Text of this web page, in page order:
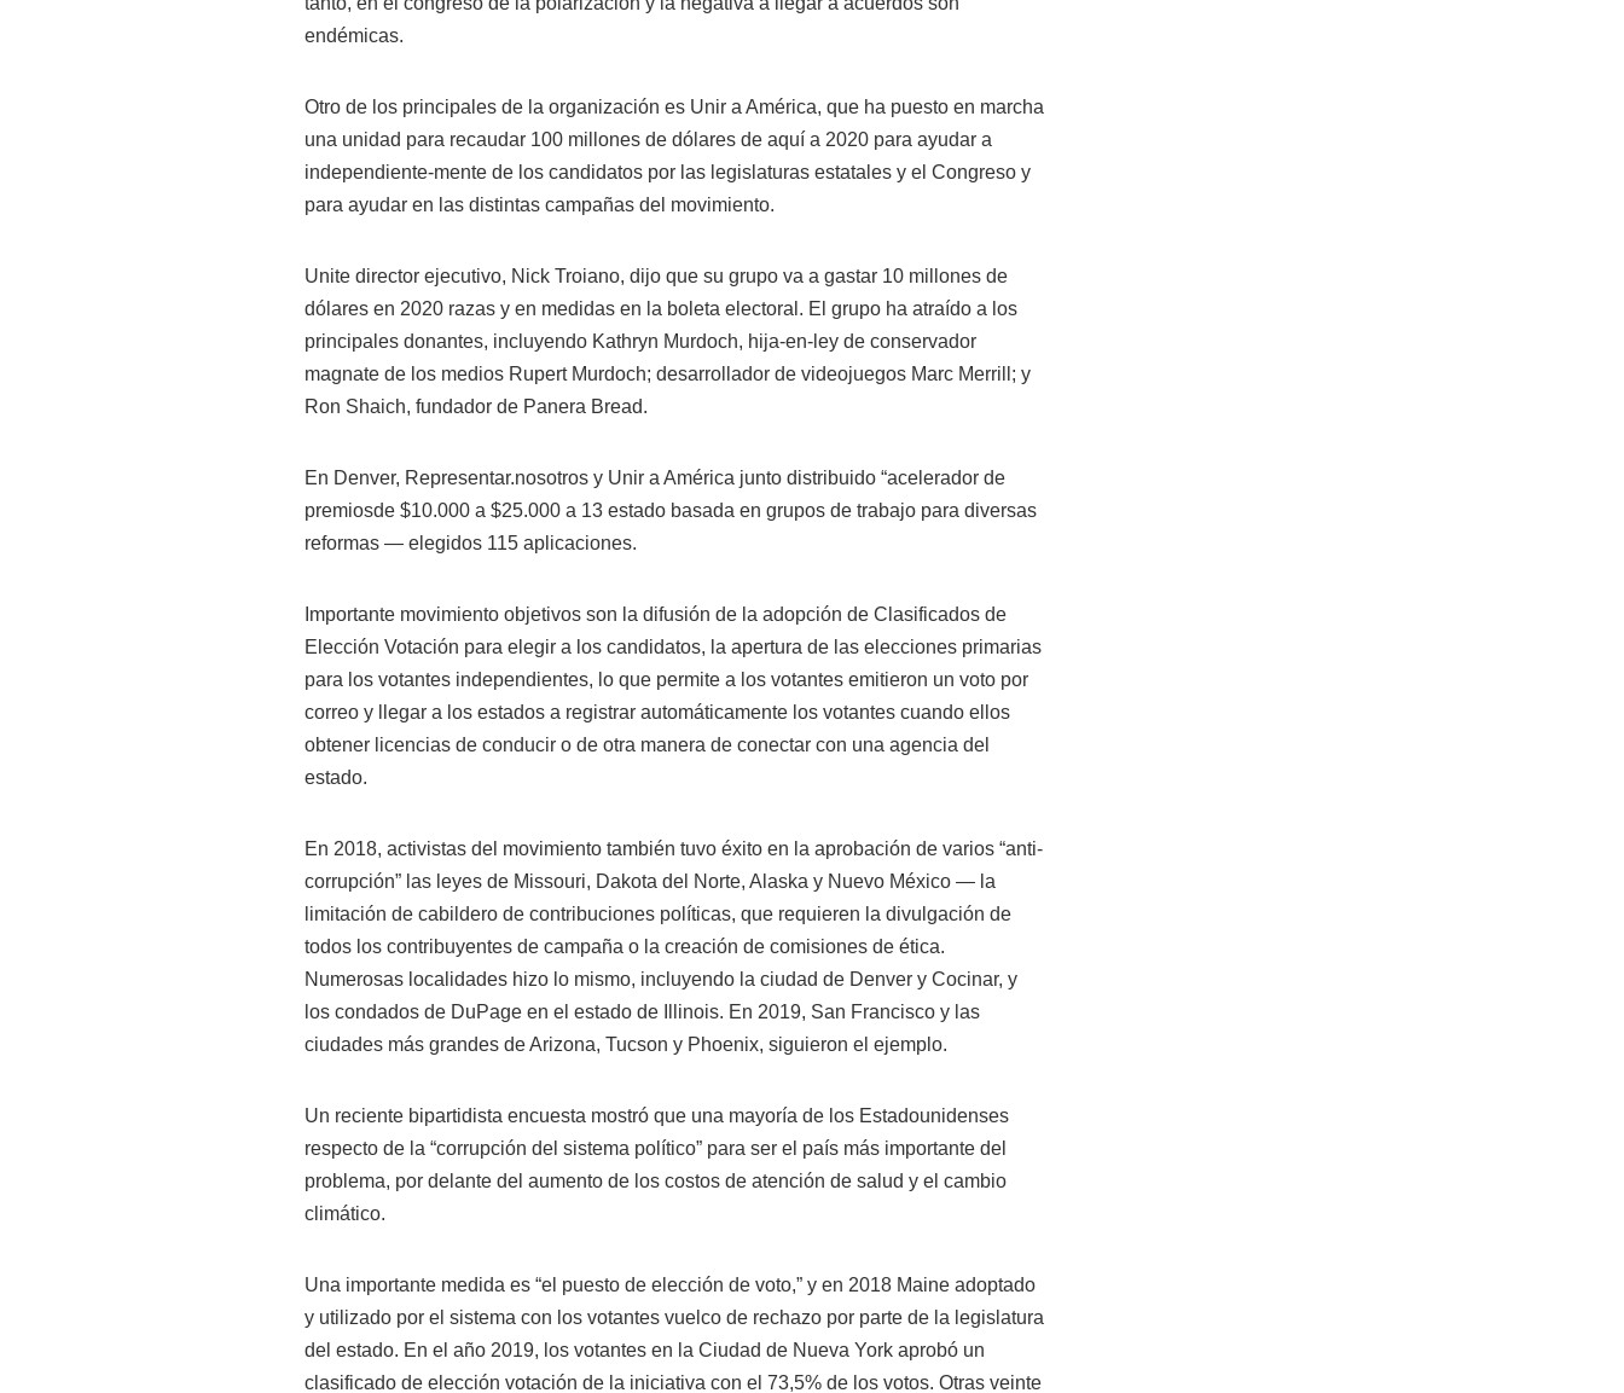
endémicas.
Otro de los principales de la organización es Unir a América, que ha puesto en marcha
una unidad para recaudar 100 millones de dólares de aquí a 2020 para ayudar a
independiente-mente de los candidatos por las legislaturas estatales y el Congreso y
para ayudar en las distintas campañas del movimiento.
Unite director ejecutivo, Nick Troiano, dijo que su grupo va a gastar 10 millones de
dólares en 2020 razas y en medidas en la boleta electoral. El grupo ha atraído a los
principales donantes, incluyendo Kathryn Murdoch, hija-en-ley de conservador
magnate de los medios Rupert Murdoch; desarrollador de videojuegos Marc Merrill ; y
Ron Shaich, fundador de Panera Bread.
En Denver, Representar.nosotros y Unir a América junto distribuido “acelerador de
premiosde $10.000 a $25.000 a 13 estado basada en grupos de trabajo para diversas
reformas — elegidos 115 aplicaciones.
Importante movimiento objetivos son la difusión de la adopción de Clasificados de
Elección Votación para elegir a los candidatos, la apertura de las elecciones primarias
para los votantes independientes, lo que permite a los votantes emitieron un voto por
correo y llegar a los estados a registrar automáticamente los votantes cuando ellos
obtener licencias de conducir o de otra manera de conectar con una agencia del
estado.
En 2018, activistas del movimiento también tuvo éxito en la aprobación de varios “anti-
corrupción” las leyes de Missouri, Dakota del Norte, Alaska y Nuevo México — la
limitación de cabildero de contribuciones políticas, que requieren la divulgación de
todos los contribuyentes de campaña o la creación de comisiones de ética.
Numerosas localidades hizo lo mismo, incluyendo la ciudad de Denver y Cocinar, y
los condados de DuPage en el estado de Illinois. En 2019, San Francisco y las
ciudades más grandes de Arizona, Tucson y Phoenix, siguieron el ejemplo.
Un reciente bipartidista encuesta mostró que una mayoría de los Estadounidenses
respecto de la “corrupción del sistema político” para ser el país más importante del
problema, por delante del aumento de los costos de atención de salud y el cambio
climático.
Una importante medida es “el puesto de elección de voto,” y en 2018 Maine adoptado
y utilizado por el sistema con los votantes vuelco de rechazo por parte de la legislatura
del estado. En el año 2019, los votantes en la Ciudad de Nueva York aprobó un
clasificado de elección votación de la iniciativa con el 73,5% de los votos. Otras veinte